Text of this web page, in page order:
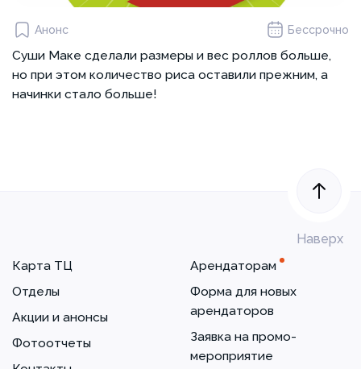
Анонс Бессрочно
Суши Маке сделали размеры и вес роллов больше,
но при этом количество риса оставили прежним, а
начинки стало больше!
Наверх
Карта ТЦ
Отделы
Акции и анонсы
Фотоотчеты
Арендаторам
Форма для новых
арендаторов
Заявка на промо-
мероприятие